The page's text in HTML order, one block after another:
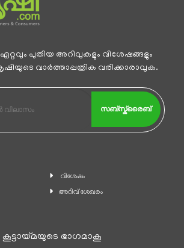
പുതിയ അറിവുകളും വിശേഷങ്ങളും
വാര്‍ത്താപ്പത്രിക വരിക്കാരാവുക.
സബ്സ്ക്രൈബ്
വിശേഷം
അറിവ് ശേഖരം
കൂട്ടായ്മയുടെ ഭാഗമാകൂ